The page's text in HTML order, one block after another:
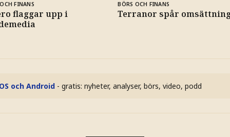
FINANS
flaggar upp i
BÖRS OCH FINANS
Terranor spår
och Android - gratis: nyheter, analyser, börs, video, podd